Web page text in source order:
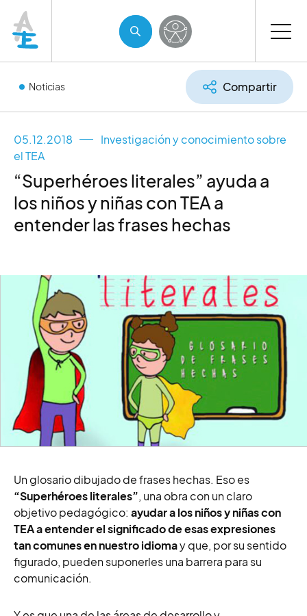
Noticias Compartir
05.12.2018
Investigación y conocimiento sobre
el TEA
“Superhéroes literales” ayuda a
los niños y niñas con TEA a
entender las frases hechas
Un glosario dibujado de frases hechas. Eso es
“Superhéroes literales”, una obra con un claro
objetivo pedagógico: ayudar a los niños y niñas con
TEA a entender el significado de esas expresiones
tan comunes en nuestro idiomay que, por su sentido
figurado, pueden suponerles una barrera para su
comunicación.